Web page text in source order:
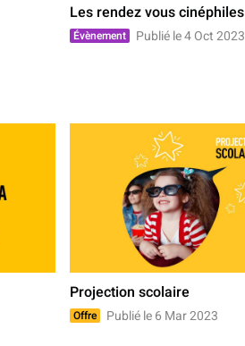
Les rendez vous cinéphiles
Évènement Publié le 4 Oct 2023
Projection scolaire
Offre Publié le 6 Mar 2023